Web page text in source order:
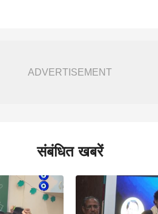
ADVERTISEMENT
संबंधित खबरें